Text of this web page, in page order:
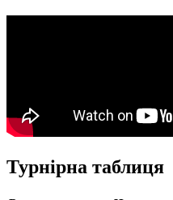
Турнірна таблиця